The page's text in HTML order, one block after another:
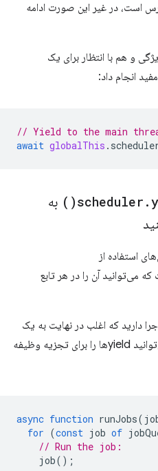
در غیر این صورت ادامه
هم با انتظار برای یک
داد:
// Yield to the main
await globalThis.
scheduler
)به
از
آن را در هر تابع
دارید که اغلب در نهایت به یک
وظیفه طولانی تبدیل می‌شوند، می‌توانید yieldها را برای تجزیه وظیفه
async function runJobs
for (const job of
// Run the job:
job